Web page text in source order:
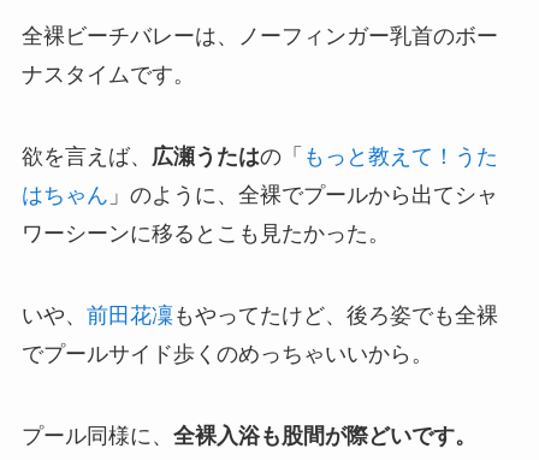
全裸ビーチバレーは、ノーフィンガー乳首のボー
ナスタイムです。
欲を言えば、 広瀬うたはの「 もっと教えて！うた
はちゃん 」のように、全裸でプールから出てシャ
ワーシーンに移るとこも見たかった。
いや、 前田花凜もやってたけど、後ろ姿でも全裸
でプールサイド歩くのめっちゃいいから。
プール同様に、 全裸入浴も股間が際どいです。